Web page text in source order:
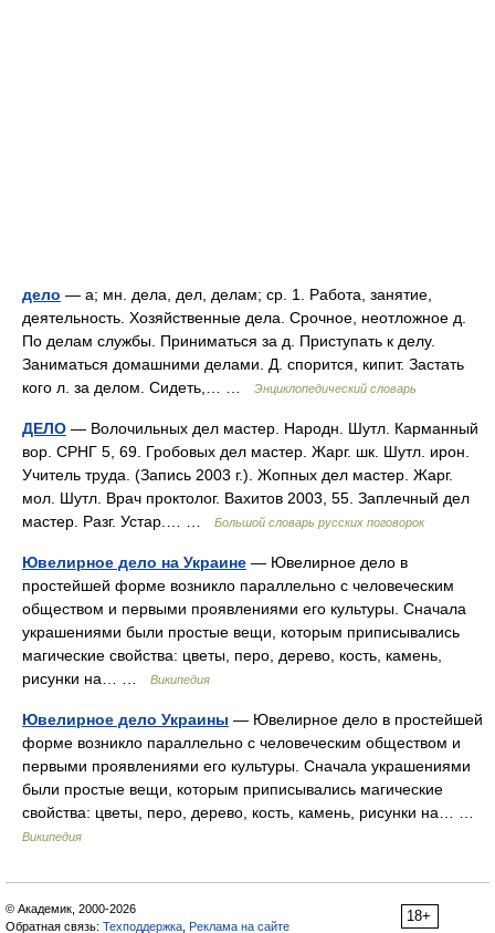
дело — а; мн. дела, дел, делам; ср. 1. Работа, занятие,
деятельность. Хозяйственные дела. Срочное, неотложное д.
По делам службы. Приниматься за д. Приступать к делу.
Заниматься домашними делами. Д. спорится, кипит. Застать
кого л. за делом. Сидеть,… …
Энциклопедический словарь
ДЕЛО — Волочильных дел мастер. Народн. Шутл. Карманный
вор. СРНГ 5, 69. Гробовых дел мастер. Жарг. шк. Шутл. ирон.
Учитель труда. (Запись 2003 г.). Жопных дел мастер. Жарг.
мол. Шутл. Врач проктолог. Вахитов 2003, 55. Заплечный дел
мастер. Разг. Устар.… …
Большой словарь русских поговорок
Ювелирное дело на Украине — Ювелирное дело в
простейшей форме возникло параллельно с человеческим
обществом и первыми проявлениями его культуры. Сначала
украшениями были простые вещи, которым приписывались
магические свойства: цветы, перо, дерево, кость, камень,
рисунки на… …
Википедия
Ювелирное дело Украины — Ювелирное дело в простейшей
форме возникло параллельно с человеческим обществом и
первыми проявлениями его культуры. Сначала украшениями
были простые вещи, которым приписывались магические
свойства: цветы, перо, дерево, кость, камень, рисунки на… …
Википедия
18+
© Академик, 2000-2026
Обратная связь: Техподдержка Реклама на сайте